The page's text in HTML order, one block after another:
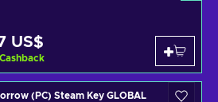
US$
(PC) Steam Key GLOBAL